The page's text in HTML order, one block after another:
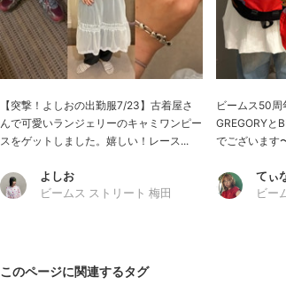
【突撃！よしおの出勤服7/23】古着屋さ
んで可愛いランジェリーのキャミワンピー
スをゲットしました。嬉しい！レース...
よしお
ビームス ストリート 梅田
ビームス50周
GREGORYと
でございます
てぃ
ビー
このページに関連するタグ